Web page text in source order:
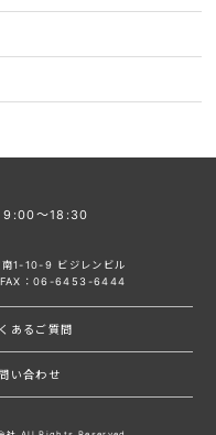
9:00〜18:30
1-10-9 ビジレンビル
：06-6453-6444
あるご質問
い合わせ